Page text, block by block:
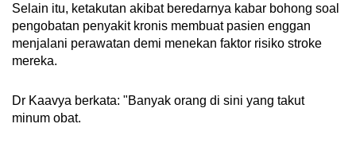
Selain itu, ketakutan akibat beredarnya kabar bohong soal
pengobatan penyakit kronis membuat pasien enggan
menjalani perawatan demi menekan faktor risiko stroke
mereka.
Dr Kaavya berkata: "Banyak orang di sini yang takut
minum obat.